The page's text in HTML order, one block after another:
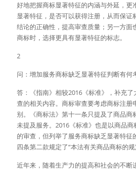
好地把握商标显著特征的内涵与外延，更
显著特征，是否可以获得注册，从而保证
结论的正确性，提高审查质量；另一方面
商标时，选择更具有显著特征的标志。
2
问：增加服务商标缺乏显著特征判断有何
答：《指南》相较2016《标准》，补充
查的相关内容。商标审查要考虑商标注册
别。《商标法》第十一条只提及了商品商
未提及服务。2016《标准》也是以商品
的审查，但列举了服务商标缺乏显著特征
四条第二款规定了“本法有关商品商标的规
近年来，随着生产力的提高和社会的不断